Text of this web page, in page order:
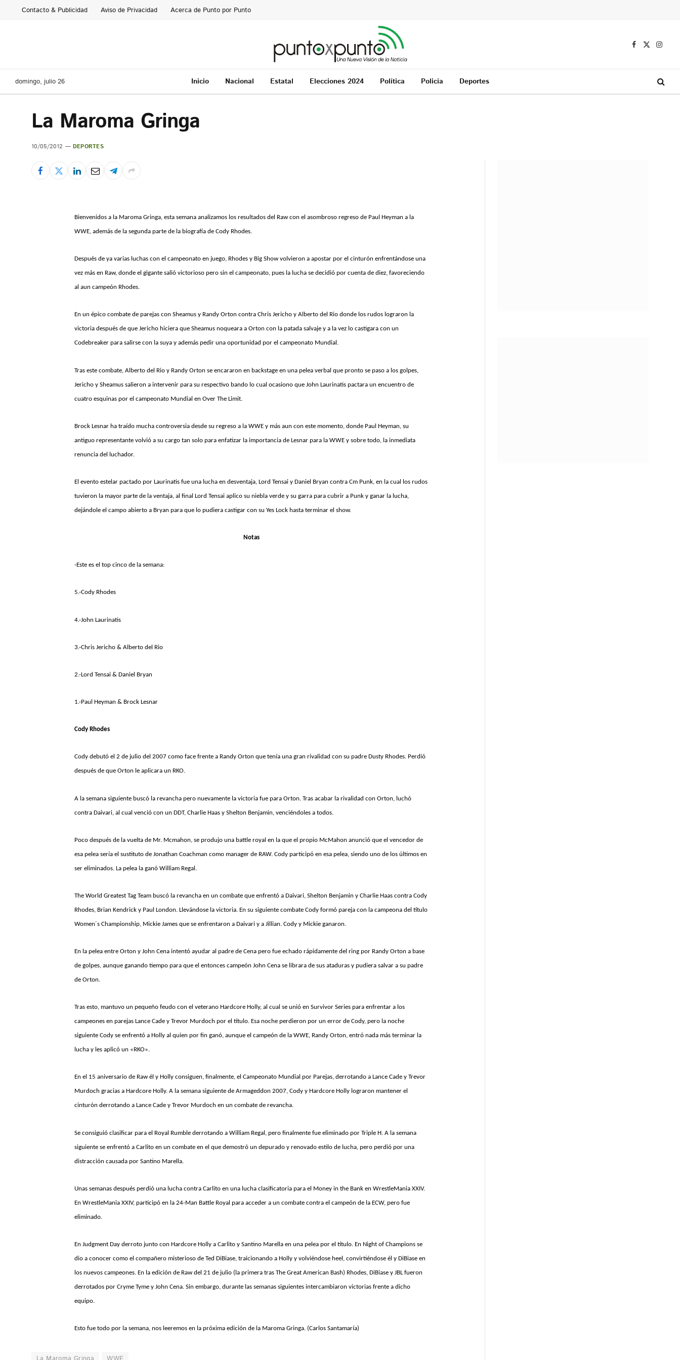
Contacto & Publicidad Aviso de Privacidad Acerca de Punto por Punto
Facebook
X
domingo, julio 26 Inicio Nacional Estatal Elecciones 2024 Política Policía Deportes
La Maroma Gringa
10/05/2012 DEPORTES
Bienvenidos a la Maroma Gringa, esta semana analizamos los resultados del Raw con el asombroso regreso de Paul Heyman a la
WWE, además de la segunda parte de la biografía de Cody Rhodes.
Después de ya varias luchas con el campeonato en juego, Rhodes y Big Show volvieron a apostar por el cinturón enfrentándose una
vez más en Raw, donde el gigante salió victorioso pero sin el campeonato, pues la lucha se decidió por cuenta de diez, favoreciendo
al aun campeón Rhodes.
En un épico combate de parejas con Sheamus y Randy Orton contra Chris Jericho y Alberto del Rio donde los rudos lograron la
victoria después de que Jericho hiciera que Sheamus noqueara a Orton con la patada salvaje y a la vez lo castigara con un
Codebreaker para salirse con la suya y además pedir una oportunidad por el campeonato Mundial.
Tras este combate, Alberto del Rio y Randy Orton se encararon en backstage en una pelea verbal que pronto se paso a los golpes,
Jericho y Sheamus salieron a intervenir para su respectivo bando lo cual ocasiono que John Laurinatis pactara un encuentro de
cuatro esquinas por el campeonato Mundial en Over The Limit.
Brock Lesnar ha traído mucha controversia desde su regreso a la WWE y más aun con este momento, donde Paul Heyman, su
antiguo representante volvió a su cargo tan solo para enfatizar la importancia de Lesnar para la WWE y sobre todo, la inmediata
renuncia del luchador.
El evento estelar pactado por Laurinatis fue una lucha en desventaja, Lord Tensai y Daniel Bryan contra Cm Punk, en la cual los rudos
tuvieron la mayor parte de la ventaja, al final Lord Tensai aplico su niebla verde y su garra para cubrir a Punk y ganar la lucha,
dejándole el campo abierto a Bryan para que lo pudiera castigar con su Yes Lock hasta terminar el show.
Notas
-Este es el top cinco de la semana:
5.-Cody Rhodes
4.-John Laurinatis
3.-Chris Jericho & Alberto del Rio
2.-Lord Tensai & Daniel Bryan
1.-Paul Heyman & Brock Lesnar
Cody Rhodes
Cody debutó el 2 de julio del 2007 como face frente a Randy Orton que tenía una gran rivalidad con su padre Dusty Rhodes. Perdió
después de que Orton le aplicara un RKO.
A la semana siguiente buscó la revancha pero nuevamente la victoria fue para Orton. Tras acabar la rivalidad con Orton, luchó
contra Daivari, al cual venció con un DDT, Charlie Haas y Shelton Benjamin, venciéndoles a todos.
Poco después de la vuelta de Mr. Mcmahon, se produjo una battle royal en la que el propio McMahon anunció que el vencedor de
esa pelea sería el sustituto de Jonathan Coachman como manager de RAW. Cody participó en esa pelea, siendo uno de los últimos en
ser eliminados. La pelea la ganó William Regal.
The World Greatest Tag Team buscó la revancha en un combate que enfrentó a Daivari, Shelton Benjamin y Charlie Haas contra Cody
Rhodes, Brian Kendrick y Paul London. Llevándose la victoria. En su siguiente combate Cody formó pareja con la campeona del título
Women´s Championship, Mickie James que se enfrentaron a Daivari y a Jillian. Cody y Mickie ganaron.
En la pelea entre Orton y John Cena intentó ayudar al padre de Cena pero fue echado rápidamente del ring por Randy Orton a base
de golpes, aunque ganando tiempo para que el entonces campeón John Cena se librara de sus ataduras y pudiera salvar a su padre
de Orton.
Tras esto, mantuvo un pequeño feudo con el veterano Hardcore Holly, al cual se unió en Survivor Series para enfrentar a los
campeones en parejas Lance Cade y Trevor Murdoch por el título. Esa noche perdieron por un error de Cody, pero la noche
siguiente Cody se enfrentó a Holly al quien por fin ganó, aunque el campeón de la WWE, Randy Orton, entró nada más terminar la
lucha y les aplicó un «RKO».
En el 15 aniversario de Raw él y Holly consiguen, finalmente, el Campeonato Mundial por Parejas, derrotando a Lance Cade y Trevor
Murdoch gracias a Hardcore Holly. A la semana siguiente de Armageddon 2007, Cody y Hardcore Holly lograron mantener el
cinturón derrotando a Lance Cade y Trevor Murdoch en un combate de revancha.
Se consiguió clasificar para el Royal Rumble derrotando a William Regal, pero finalmente fue eliminado por Triple H. A la semana
siguiente se enfrentó a Carlito en un combate en el que demostró un depurado y renovado estilo de lucha, pero perdió por una
distracción causada por Santino Marella.
Unas semanas después perdió una lucha contra Carlito en una lucha clasificatoria para el Money in the Bank en WrestleMania XXIV.
En WrestleMania XXIV, participó en la 24-Man Battle Royal para acceder a un combate contra el campeón de la ECW, pero fue
eliminado.
En Judgment Day derroto junto con Hardcore Holly a Carlito y Santino Marella en una pelea por el título. En Night of Champions se
dio a conocer como el compañero misterioso de Ted DiBiase, traicionando a Holly y volviéndose heel, convirtiéndose él y DiBiase en
los nuevos campeones. En la edición de Raw del 21 de julio (la primera tras The Great American Bash) Rhodes, DiBiase y JBL fueron
derrotados por Cryme Tyme y John Cena. Sin embargo, durante las semanas siguientes intercambiaron victorias frente a dicho
equipo.
Esto fue todo por la semana, nos leeremos en la próxima edición de la Maroma Gringa. (Carlos Santamaría)